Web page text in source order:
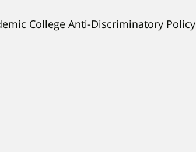
College Anti-Discriminatory Policy